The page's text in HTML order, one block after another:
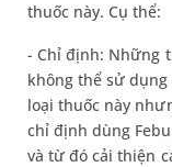
thuốc này. Cụ thể:
- Chỉ định: Những
không thể sử
loại thuốc này
chỉ định dùng
và từ đó cải thiện